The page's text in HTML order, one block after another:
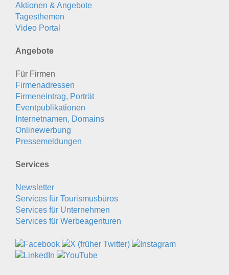
Aktionen & Angebote
Tagesthemen
Video Portal
Angebote
Für Firmen
Firmenadressen
Firmeneintrag, Porträt
Eventpublikationen
Internetnamen, Domains
Onlinewerbung
Pressemeldungen
Services
Newsletter
Services für Tourismusbüros
Services für Unternehmen
Services für Werbeagenturen